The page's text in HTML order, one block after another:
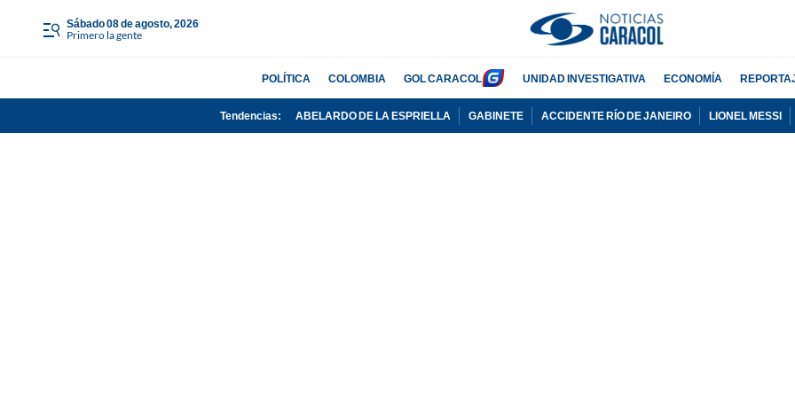
sábado 08 de agosto, 2026
Primero la gente
POLÍTICA COLOMBIA GOL CARACOL UNIDAD INVESTIGATIVA ECONOMÍA
Tendencias: ABELARDO DE LA ESPRIELLA GABINETE ACCIDENTE RÍO DE JANEIRO LIONEL MESSI